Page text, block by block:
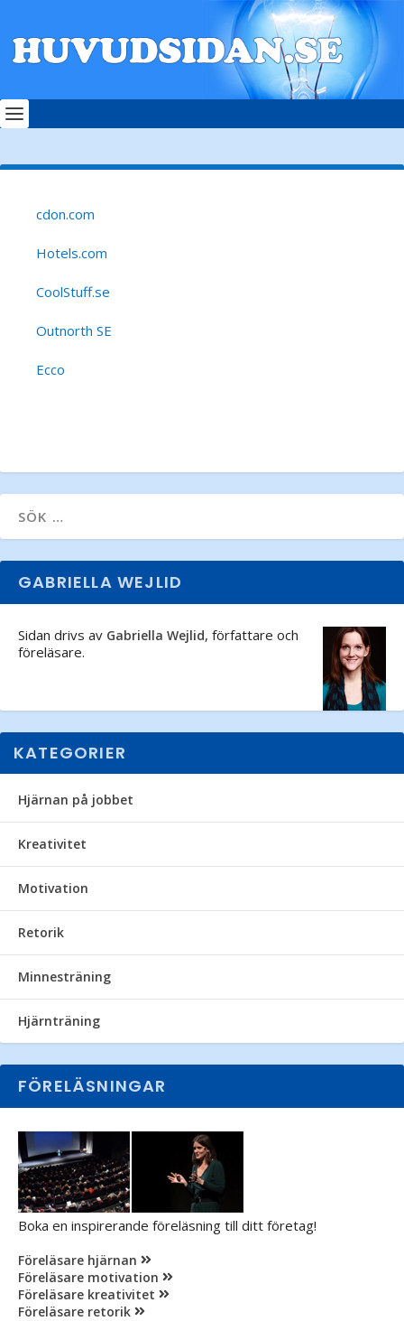
cdon.com
Hotels.com
CoolStuff.se
Outnorth SE
Ecco
GABRIELLA WEJLID
Sidan drivs av Gabriella Wejlid, författare och
föreläsare.
KATEGORIER
Hjärnan på jobbet
Kreativitet
Motivation
Retorik
Minnesträning
Hjärnträning
FÖRELÄSNINGAR
Boka en inspirerande föreläsning till ditt företag!
Föreläsare hjärnan
Föreläsare motivation
Föreläsare kreativitet
Föreläsare retorik